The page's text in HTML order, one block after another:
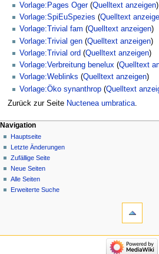
Vorlage:Pages Oger(Quelltext anzeigen)
Vorlage:SpiEuSpezies (Quelltext
Vorlage:Trivial fam (Quelltext anzeigen)
Vorlage:Trivial gen (Quelltext anzeigen)
Vorlage:Trivial ord (Quelltext anzeigen)
Vorlage:Verbreitung benelux (Quelltext
Vorlage:Weblinks (Quelltext anzeigen)
Vorlage:Öko synanthrop (Quelltext
Zurück zur Seite Nuctenea umbratica.
Navigation
Hauptseite
Letzte Änderungen
Zufällige Seite
Neue Seiten
Alle Seiten
Erweiterte Suche